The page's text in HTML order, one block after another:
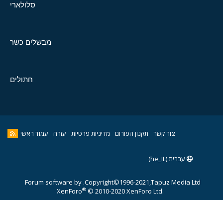
סלולארי
מבשלים כשר
חתולים
צור קשר תקנון הפורום מדיניות פרטיות עזרה עמוד ראשי
עברית (he_IL)
Copyright©1996-2021,Tapuz Media Ltd.
Forum software by
XenForo® © 2010-2020 XenForo Ltd.